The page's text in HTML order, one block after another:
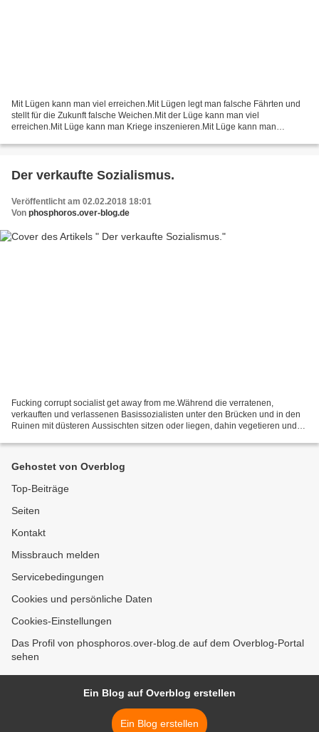
Mit Lügen kann man viel erreichen.Mit Lügen legt man falsche Fährten und
stellt für die Zukunft falsche Weichen.Mit der Lüge kann man viel
erreichen.Mit Lüge kann man Kriege inszenieren.Mit Lüge kann man
Der verkaufte Sozialismus.
Veröffentlicht am 02.02.2018 18:01
Von phosphoros.over-blog.de
Fucking corrupt socialist get away from me.Während die verratenen,
verkauften und verlassenen Basissozialisten unter den Brücken und in den
Ruinen mit düsteren Aussischten sitzen oder liegen, dahin vegetieren und
Gehostet von Overblog
Top-Beiträge
Seiten
Kontakt
Missbrauch melden
Servicebedingungen
Cookies und persönliche Daten
Cookies-Einstellungen
Das Profil von phosphoros.over-blog.de auf dem Overblog-Portal
sehen
Ein Blog auf Overblog erstellen
Ein Blog erstellen